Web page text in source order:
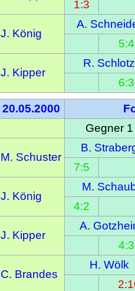
1:3
J. König
A.
5:4
J. Kipper
R. Schlotz
6:3
20.05.2000
Gegner 1
M. Schuster
B.
7:5
J. König
M.
4:2
J. Kipper
A.
4:3
C. Brandes
H. Wölk